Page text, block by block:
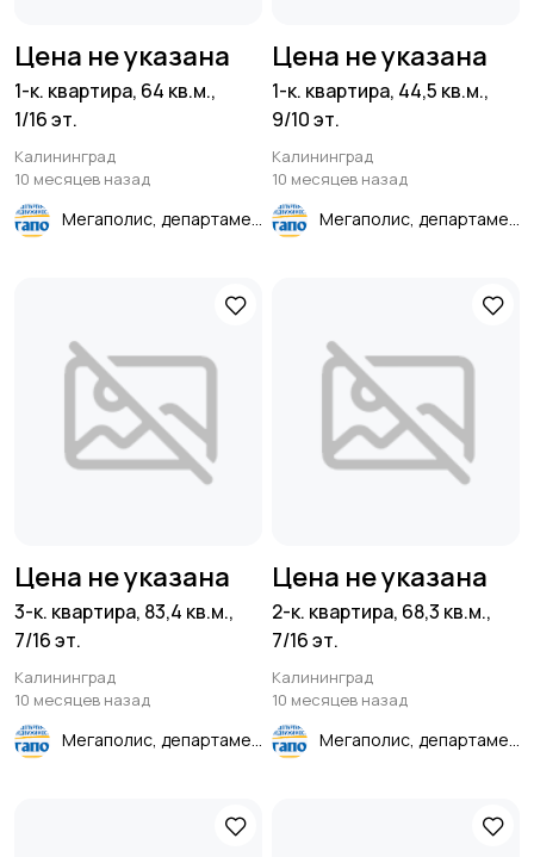
Цена не указана
1-к. квартира, 64 кв.м.,
1/16 эт.
Калининград
10 месяцев назад
Мегаполис, департамент недвижимости
Цена не указана
1-к. квартира, 44,5 кв.м.,
9/10 эт.
Калининград
10 месяцев назад
Мегаполис, департамент недвижимости
Цена не указана
3-к. квартира, 83,4 кв.м.,
7/16 эт.
Калининград
10 месяцев назад
Мегаполис, департамент недвижимости
Цена не указана
2-к. квартира, 68,3 кв.м.,
7/16 эт.
Калининград
10 месяцев назад
Мегаполис, департамент недвижимости